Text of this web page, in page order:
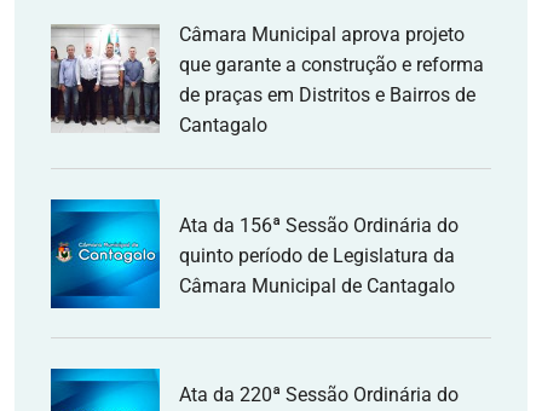
Câmara Municipal aprova projeto
que garante a construção e reforma
de praças em Distritos e Bairros de
Cantagalo
Ata da 156ª Sessão Ordinária do
quinto período de Legislatura da
Câmara Municipal de Cantagalo
Ata da 220ª Sessão Ordinária do